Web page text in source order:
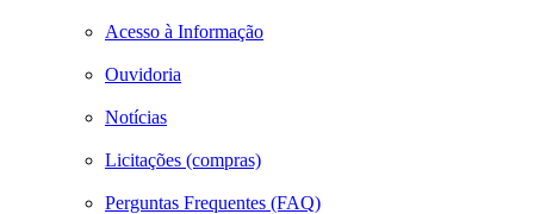
Acesso à Informação
Ouvidoria
Notícias
Licitações (compras)
Perguntas Frequentes (FAQ)